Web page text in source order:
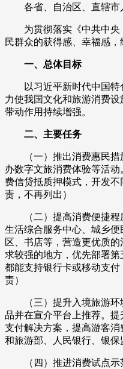
直播
VIP会员
大国智造
CCTV.节目官网
各省、自治区、直辖市
为贯彻落实《中共中央
民群众的获得感、幸福感
一、总体目标
以习近平新时代中国特色
力使我国文化和旅游消费
带动作用持续增强。
二、主要任务
（一）推出消费惠民措施
办数字文旅消费体验等活
费信贷抵质押模式，开发
责，不再列出）
（二）提高消费便捷程度
生活综合服务中心、城乡
区、书店等，营造更优质
求较强的地方，优先部署
都能支持银行卡或移动支
责）
（三）提升入境旅游环境
品并在宣介平台上推荐。
支付解决方案，提高游客
和旅游部、人民银行、银保
（四）推进消费试点示范